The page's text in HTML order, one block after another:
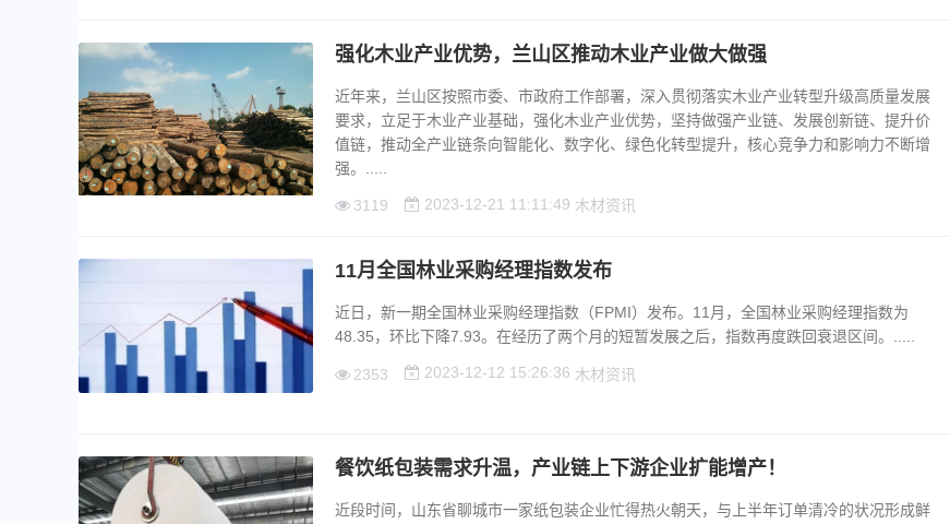
强化木业产业优势，兰山区推动木业产业做大做强
近年来，兰山区按照市委、市政府工作部署，深入贯彻落实木业产业转型升级高质量发展
要求，立足于木业产业基础，强化木业产业优势，坚持做强产业链、发展创新链、提升价
值链，推动全产业链条向智能化、数字化、绿色化转型提升，核心竞争力和影响力不断增
强。.....
2023-12-21 11:11:49 木材资讯
3119
11月全国林业采购经理指数发布
近日，新一期全国林业采购经理指数（FPMI）发布。11月，全国林业采购经理指数为
48.35，环比下降7.93。在经历了两个月的短暂发展之后，指数再度跌回衰退区间。.....
2023-12-12 15:26:36 木材资讯
2353
餐饮纸包装需求升温，产业链上下游企业扩能增产！
近段时间，山东省聊城市一家纸包装企业忙得热火朝天，与上半年订单清冷的状况形成鲜